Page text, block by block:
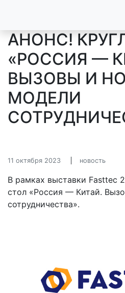
АНОНС!
«РОССИЯ —
ВЫЗОВЫ И
МОДЕЛИ
11 октября 2023 новость
В рамках выставки Fasttec
стол «Россия — Китай.
сотрудничества».